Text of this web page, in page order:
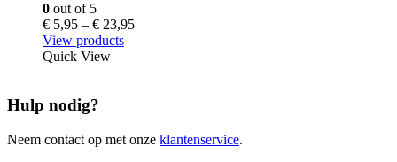
0 out of 5
€ 5,95 – € 23,95
View products
Quick View
Hulp nodig?
Neem contact op met onze klantenservice.